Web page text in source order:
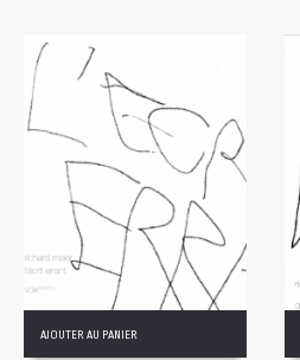
AJOUTER AU PANIER